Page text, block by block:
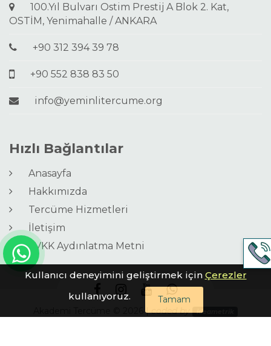
100.Yıl Bulvarı Ostim Prestij A Blok 2. Kat,
OSTİM, Yenimahalle / ANKARA
+90 312 394 39 78
+90 552 838 83 50
info@yeminlitercume.org
Hızlı Bağlantılar
Anasayfa
Hakkımızda
Tercüme Hizmetleri
İletişim
KVKK Aydınlatma Metni
Akademi Tercüme © 2026 |coded by ideametrik
Kullanıcı deneyimini geliştirmek için Çerezler
kullanıyoruz.
Tamam